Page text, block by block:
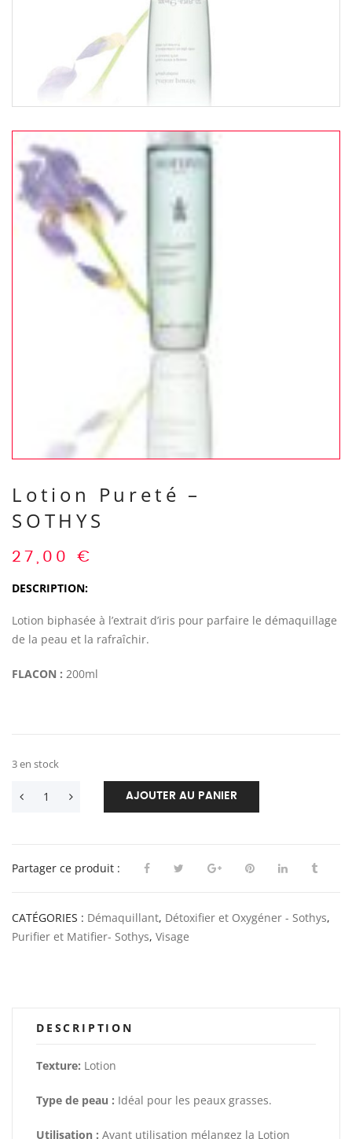
Lotion Pureté –
SOTHYS
27,00 €
DESCRIPTION:
Lotion biphasée à l’extrait d’iris pour parfaire le démaquillage
de la peau et la rafraîchir.
FLACON : 200ml
3 en stock
AJOUTER AU PANIER
Partager ce produit :
CATÉGORIES : Démaquillant, Détoxifier et Oxygéner - Sothys,
Purifier et Matifier- Sothys, Visage
DESCRIPTION
Texture: Lotion
Type de peau : Idéal pour les peaux grasses.
Utilisation : Avant utilisation mélangez la Lotion